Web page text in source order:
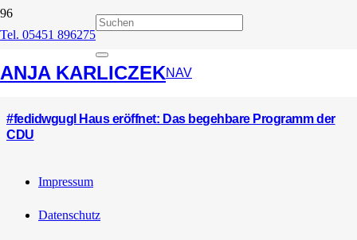
Tel. 05451 896275
ANJA KARLICZEKNAV
#fedidwgugl
#fedidwgugl Haus eröffnet: Das begehbare Programm der
CDU
Impressum
Datenschutz